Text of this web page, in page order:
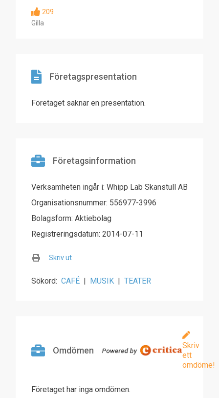
209
Gilla
Företagspresentation
Företaget saknar en presentation.
Företagsinformation
Verksamheten ingår i: Whipp Lab Skanstull AB
Organisationsnummer: 556977-3996
Bolagsform: Aktiebolag
Registreringsdatum: 2014-07-11
Skriv ut
Sökord: CAFÉ | MUSIK | TEATER
Omdömen
Skriv
ett
omdöme!
Företaget har inga omdömen.